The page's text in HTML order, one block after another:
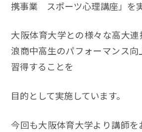
携事業 スポーツ心理講座」を
大阪体育大学との様々な高大連
浪商中高生のパフォーマンス
習得することを
目的として実施しています。
今回も大阪体育大学より講師